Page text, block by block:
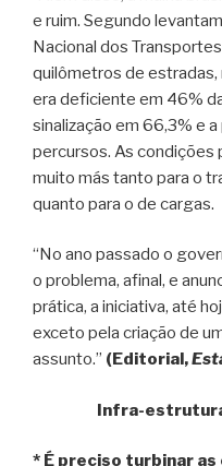
e ruim. Segundo
Nacional dos
quilômetros de estradas,
era deficiente em 46%
sinalização em 66,3% e
percursos. As condições
muito más tanto para o
quanto para o de cargas.
“No ano passado o
o problema, afinal, e
prática, a iniciativa, até
exceto pela criação de
assunto.” (Editorial,
Infra-
* É preciso turbinar